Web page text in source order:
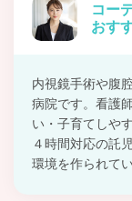
コー
おす
内視鏡手術や腹
病院です。看護
い・子育てしや
４時間対応の託
環境を作られて